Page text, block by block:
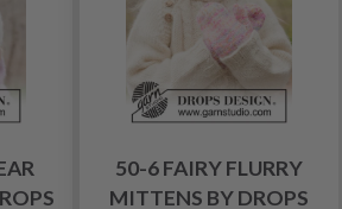
50-6 FAIRY FLURRY
MITTENS BY DROPS